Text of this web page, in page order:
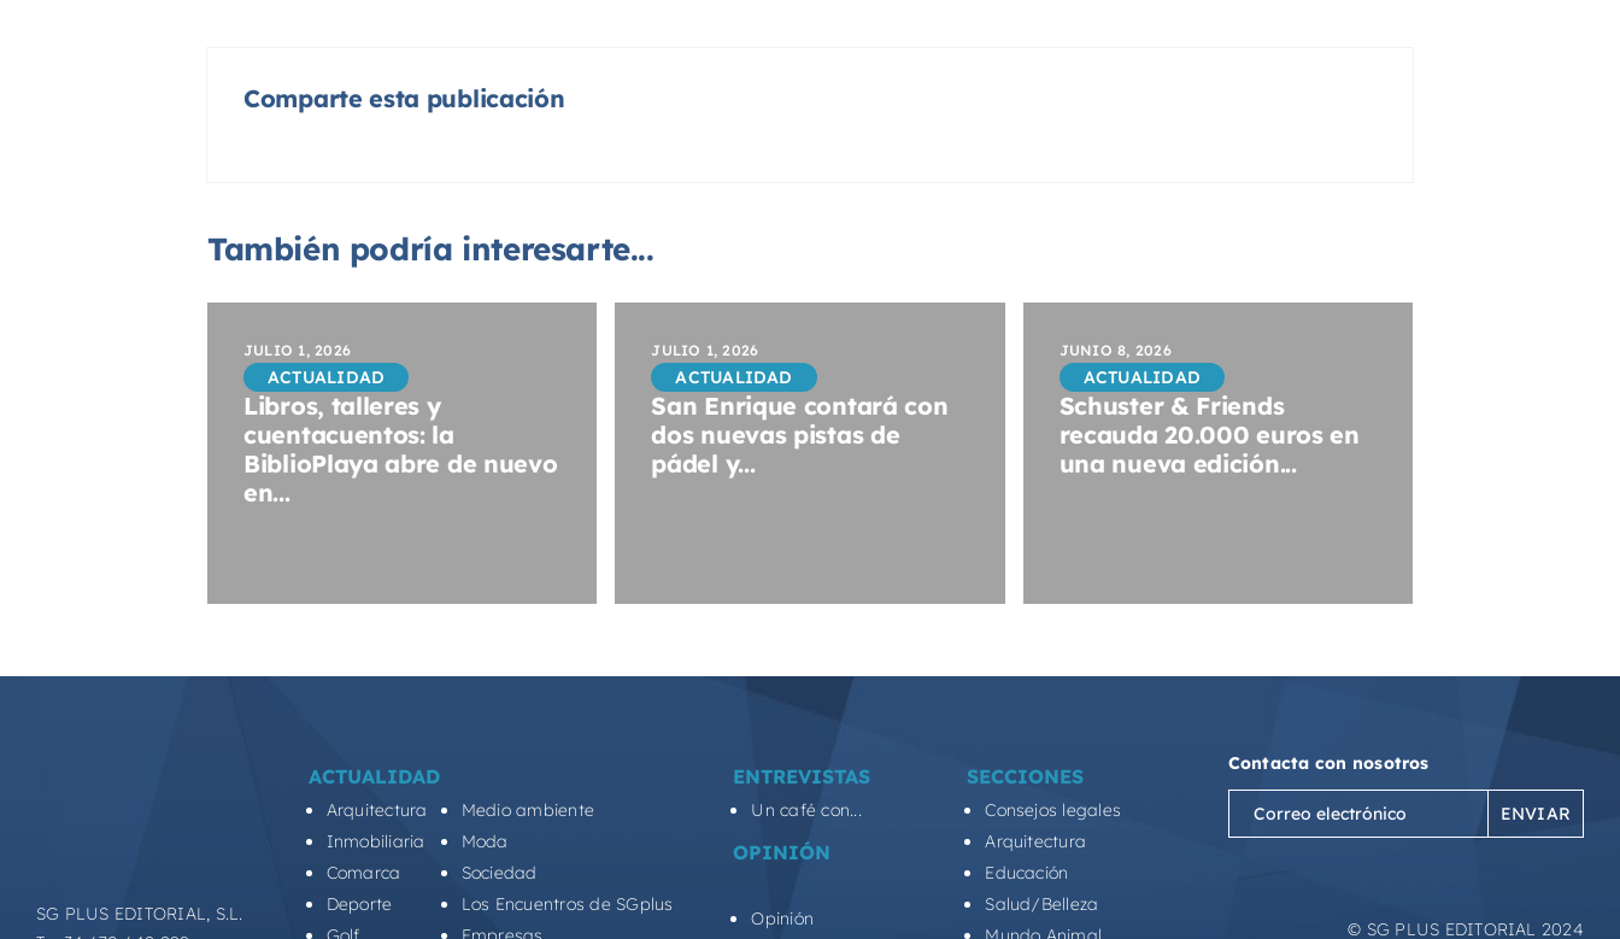
Comparte esta publicación
También podría interesarte...
JULIO 1, 2026
ACTUALIDAD
Libros, talleres y
cuentacuentos: la
BiblioPlaya abre de nuevo
en...
JULIO 1, 2026
ACTUALIDAD
San Enrique contará con
dos nuevas pistas de
pádel y...
JUNIO 8, 2026
ACTUALIDAD
Schuster & Friends
recauda 20.000 euros en
una nueva edición...
SG PLUS EDITORIAL, S.L.
ACTUALIDAD
Arquitectura
Inmobiliaria
Comarca
Deporte
Medio ambiente
Moda
Sociedad
Los Encuentros de SGplus
ENTREVISTAS
Un café con...
OPINIÓN
Opinión
SECCIONES
Consejos legales
Arquitectura
Educación
Salud/Belleza
Contacta con nosotros
Correo
electrónico
© SG PLUS EDITORIAL 2024